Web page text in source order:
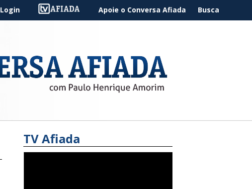
Login Apoie o Conversa Afiada Busca
TV Afiada